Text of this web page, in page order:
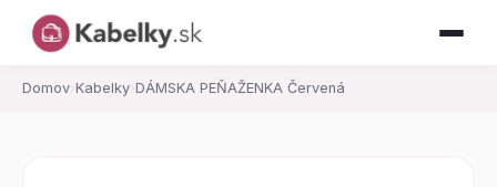
Domov› Kabelky› DÁMSKA PEŇAŽENKA Červená